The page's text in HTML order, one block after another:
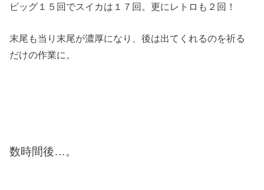
ビッグ１５回でスイカは１７回。更にレトロも２回！
末尾も当り末尾が濃厚になり、後は出てくれるのを祈る
だけの作業に。
数時間後…。